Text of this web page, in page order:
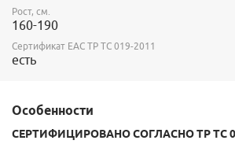
Рост, см.
160-190
Сертификат ЕАС ТР ТС 019-2011
есть
Особенности
СЕРТИФИЦИРОВАНО СОГЛАСНО ТР ТС